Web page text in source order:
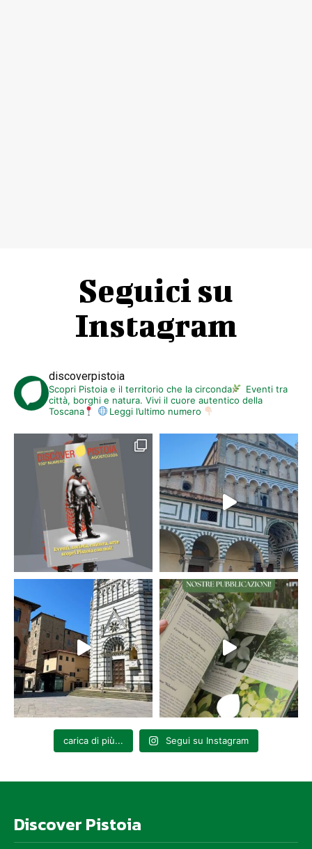
Seguici su
Instagram
discoverpistoia
Scopri Pistoia e il territorio che la circonda
Eventi tra
città, borghi e natura. Vivi il cuore autentico della
Toscana
Leggi l’ultimo numero
carica di più... Segui su Instagram
Discover Pistoia